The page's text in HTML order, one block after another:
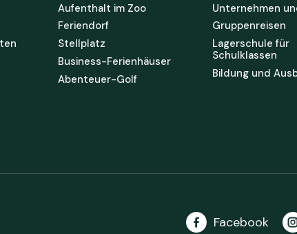
Aufenthalt im Zoo
Feriendorf
Stellplatz
Business-Ferienhäuser
Abenteuer-Golf
Unternehmen
Gruppenreisen
Lagerschule für
Schulklassen
Bildung und
Facebook